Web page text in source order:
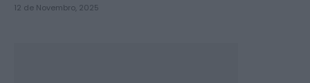
12 de Novembro, 2025